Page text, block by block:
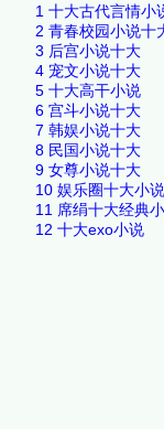
1 十大古代言情小
2 青春校园小说十
3 后宫小说十大
4 宠文小说十大
5 十大高干小说
6 宫斗小说十大
7 韩娱小说十大
8 民国小说十大
9 女尊小说十大
10 娱乐圈十大小说
11 席绢十大经典
12 十大exo小说